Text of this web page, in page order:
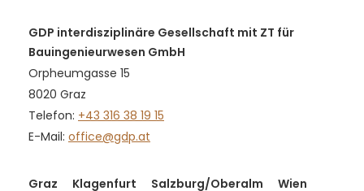
GDP interdisziplinäre Gesellschaft mit ZT für
Bauingenieurwesen GmbH
Orpheumgasse 15
8020 Graz
Telefon: +43 316 38 19 15
E-Mail: office@gdp.at
Graz Klagenfurt Salzburg/Oberalm Wien